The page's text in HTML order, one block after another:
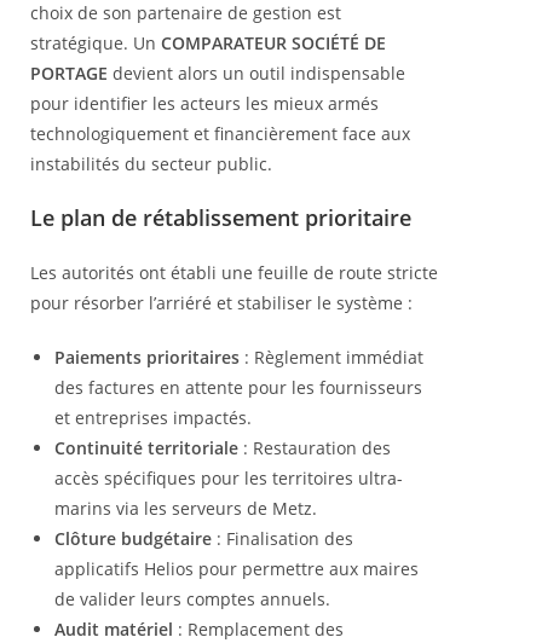
choix de son partenaire de gestion est
stratégique. Un COMPARATEUR SOCIÉTÉ DE
PORTAGE devient alors un outil indispensable
pour identifier les acteurs les mieux armés
technologiquement et financièrement face aux
instabilités du secteur public.
Le plan de rétablissement prioritaire
Les autorités ont établi une feuille de route stricte
pour résorber l’arriéré et stabiliser le système :
Paiements prioritaires : Règlement immédiat
des factures en attente pour les fournisseurs
et entreprises impactés.
Continuité territoriale : Restauration des
accès spécifiques pour les territoires ultra-
marins via les serveurs de Metz.
Clôture budgétaire : Finalisation des
applicatifs Helios pour permettre aux maires
de valider leurs comptes annuels.
Audit matériel : Remplacement des